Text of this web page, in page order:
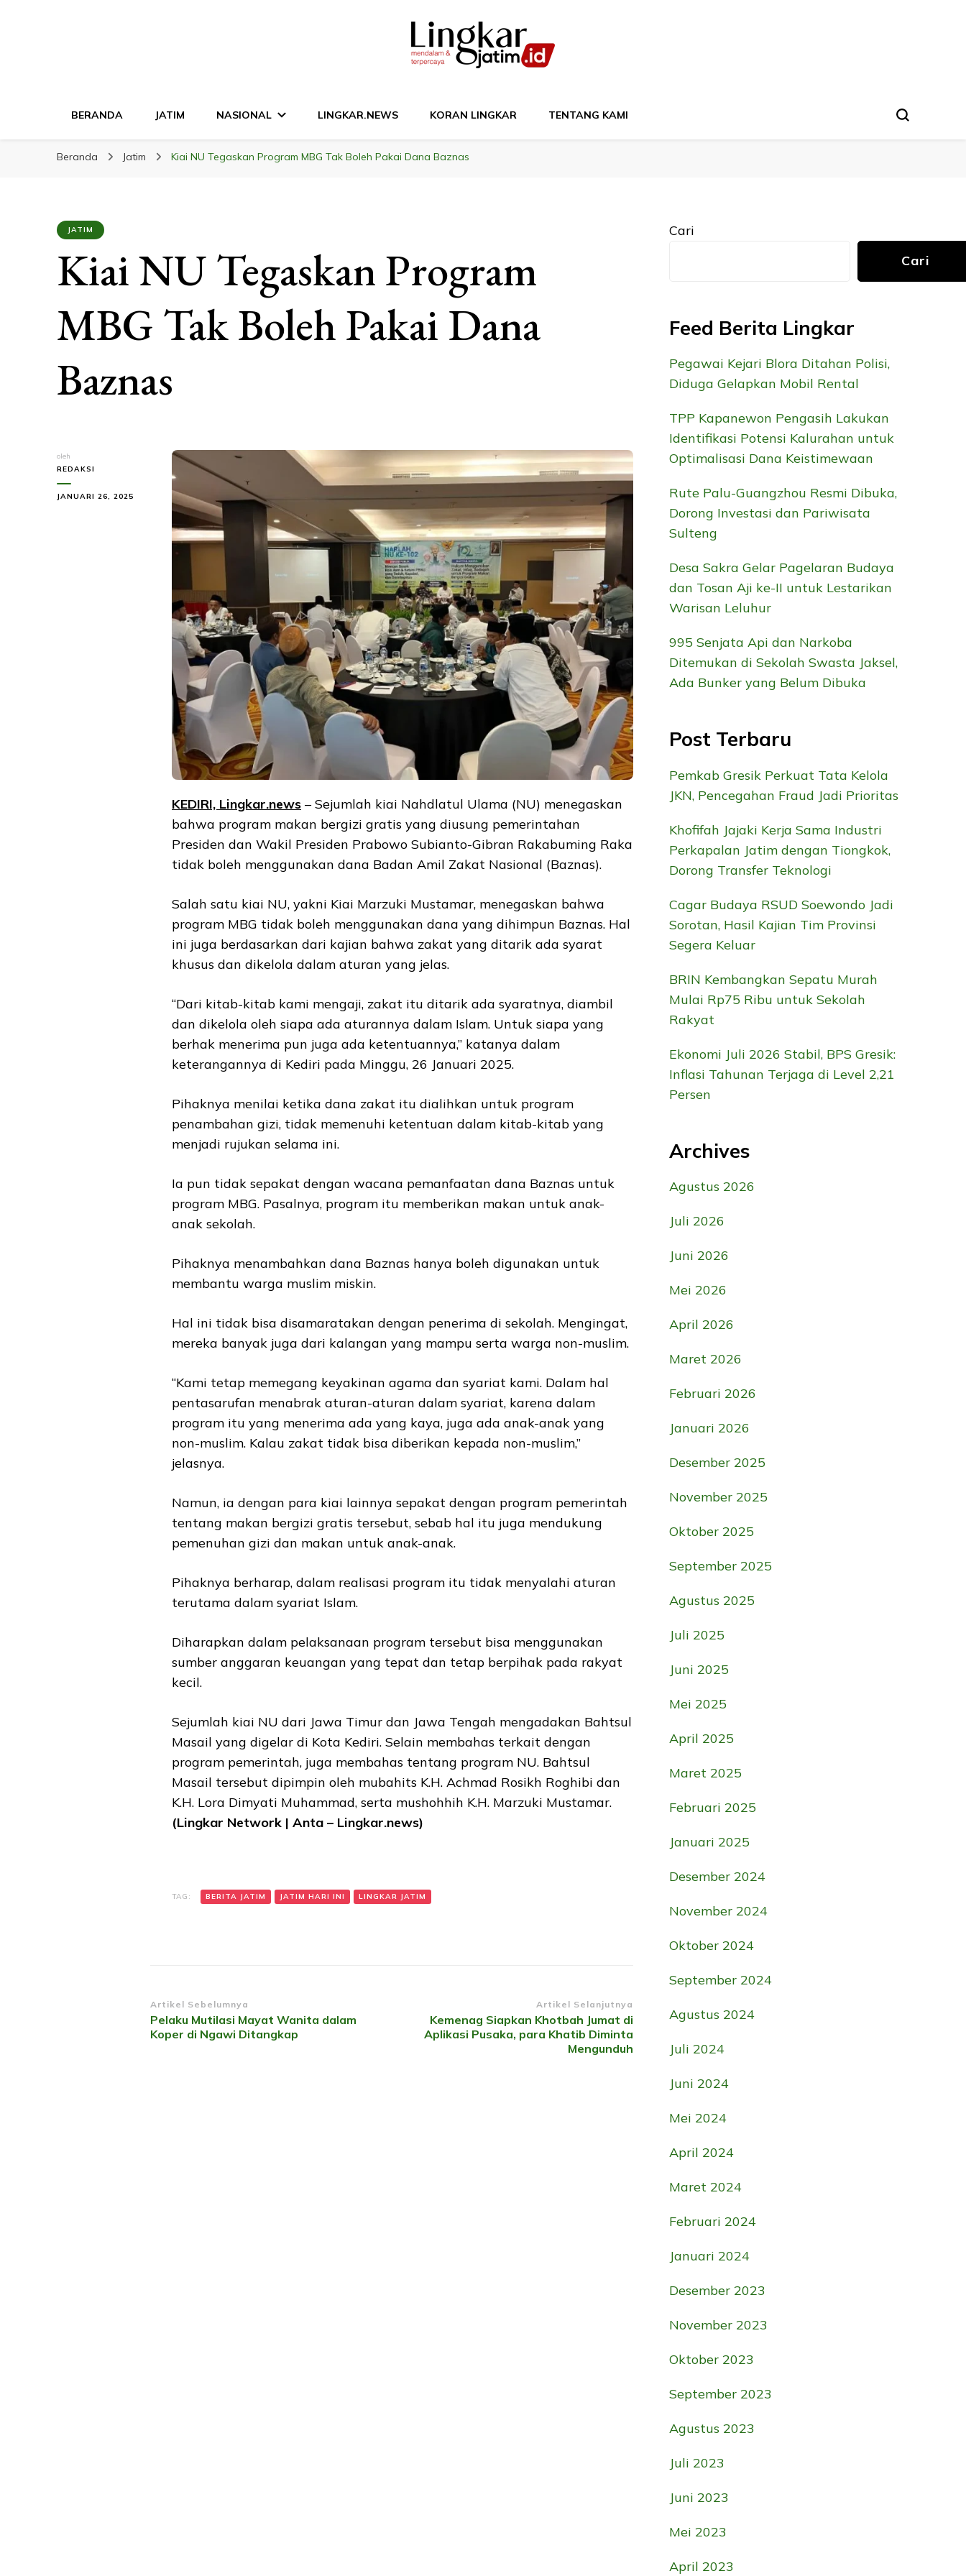
BERANDA JATIM NASIONAL LINGKAR.NEWS KORAN LINGKAR TENTANG KAMI
Beranda Jatim Kiai NU Tegaskan Program MBG Tak Boleh Pakai Dana Baznas
JATIM
Kiai NU Tegaskan Program
MBG Tak Boleh Pakai Dana
Baznas
oleh
REDAKSI
JANUARI 26, 2025
KEDIRI, Lingkar.news – Sejumlah kiai Nahdlatul Ulama (NU) menegaskan
bahwa program makan bergizi gratis yang diusung pemerintahan
Presiden dan Wakil Presiden Prabowo Subianto-Gibran Rakabuming Raka
tidak boleh menggunakan dana Badan Amil Zakat Nasional (Baznas).
Salah satu kiai NU, yakni Kiai Marzuki Mustamar, menegaskan bahwa
program MBG tidak boleh menggunakan dana yang dihimpun Baznas. Hal
ini juga berdasarkan dari kajian bahwa zakat yang ditarik ada syarat
khusus dan dikelola dalam aturan yang jelas.
“Dari kitab-kitab kami mengaji, zakat itu ditarik ada syaratnya, diambil
dan dikelola oleh siapa ada aturannya dalam Islam. Untuk siapa yang
berhak menerima pun juga ada ketentuannya,” katanya dalam
keterangannya di Kediri pada Minggu, 26 Januari 2025.
Pihaknya menilai ketika dana zakat itu dialihkan untuk program
penambahan gizi, tidak memenuhi ketentuan dalam kitab-kitab yang
menjadi rujukan selama ini.
Ia pun tidak sepakat dengan wacana pemanfaatan dana Baznas untuk
program MBG. Pasalnya, program itu memberikan makan untuk anak-
anak sekolah.
Pihaknya menambahkan dana Baznas hanya boleh digunakan untuk
membantu warga muslim miskin.
Hal ini tidak bisa disamaratakan dengan penerima di sekolah. Mengingat,
mereka banyak juga dari kalangan yang mampu serta warga non-muslim.
“Kami tetap memegang keyakinan agama dan syariat kami. Dalam hal
pentasarufan menabrak aturan-aturan dalam syariat, karena dalam
program itu yang menerima ada yang kaya, juga ada anak-anak yang
non-muslim. Kalau zakat tidak bisa diberikan kepada non-muslim,”
jelasnya.
Namun, ia dengan para kiai lainnya sepakat dengan program pemerintah
tentang makan bergizi gratis tersebut, sebab hal itu juga mendukung
pemenuhan gizi dan makan untuk anak-anak.
Pihaknya berharap, dalam realisasi program itu tidak menyalahi aturan
terutama dalam syariat Islam.
Diharapkan dalam pelaksanaan program tersebut bisa menggunakan
sumber anggaran keuangan yang tepat dan tetap berpihak pada rakyat
kecil.
Sejumlah kiai NU dari Jawa Timur dan Jawa Tengah mengadakan Bahtsul
Masail yang digelar di Kota Kediri. Selain membahas terkait dengan
program pemerintah, juga membahas tentang program NU. Bahtsul
Masail tersebut dipimpin oleh mubahits K.H. Achmad Rosikh Roghibi dan
K.H. Lora Dimyati Muhammad, serta mushohhih K.H. Marzuki Mustamar.
(Lingkar Network | Anta – Lingkar.news)
TAG: BERITA JATIM JATIM HARI INI LINGKAR JATIM
Navigasi
Artikel
Artikel Sebelumnya
Pelaku Mutilasi Mayat Wanita dalam
Koper di Ngawi Ditangkap
Artikel Selanjutnya
Kemenag Siapkan Khotbah Jumat di
Aplikasi Pusaka, para Khatib Diminta
Mengunduh
Cari
Cari
Feed Berita Lingkar
Pegawai Kejari Blora Ditahan Polisi,
Diduga Gelapkan Mobil Rental
TPP Kapanewon Pengasih Lakukan
Identifikasi Potensi Kalurahan untuk
Optimalisasi Dana Keistimewaan
Rute Palu-Guangzhou Resmi Dibuka,
Dorong Investasi dan Pariwisata
Sulteng
Desa Sakra Gelar Pagelaran Budaya
dan Tosan Aji ke-II untuk Lestarikan
Warisan Leluhur
995 Senjata Api dan Narkoba
Ditemukan di Sekolah Swasta Jaksel,
Ada Bunker yang Belum Dibuka
Post Terbaru
Pemkab Gresik Perkuat Tata Kelola
JKN, Pencegahan Fraud Jadi Prioritas
Khofifah Jajaki Kerja Sama Industri
Perkapalan Jatim dengan Tiongkok,
Dorong Transfer Teknologi
Cagar Budaya RSUD Soewondo Jadi
Sorotan, Hasil Kajian Tim Provinsi
Segera Keluar
BRIN Kembangkan Sepatu Murah
Mulai Rp75 Ribu untuk Sekolah
Rakyat
Ekonomi Juli 2026 Stabil, BPS Gresik:
Inflasi Tahunan Terjaga di Level 2,21
Persen
Archives
Agustus 2026
Juli 2026
Juni 2026
Mei 2026
April 2026
Maret 2026
Februari 2026
Januari 2026
Desember 2025
November 2025
Oktober 2025
September 2025
Agustus 2025
Juli 2025
Juni 2025
Mei 2025
April 2025
Maret 2025
Februari 2025
Januari 2025
Desember 2024
November 2024
Oktober 2024
September 2024
Agustus 2024
Juli 2024
Juni 2024
Mei 2024
April 2024
Maret 2024
Februari 2024
Januari 2024
Desember 2023
November 2023
Oktober 2023
September 2023
Agustus 2023
Juli 2023
Juni 2023
Mei 2023
April 2023